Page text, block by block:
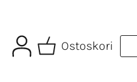
Ostoskori